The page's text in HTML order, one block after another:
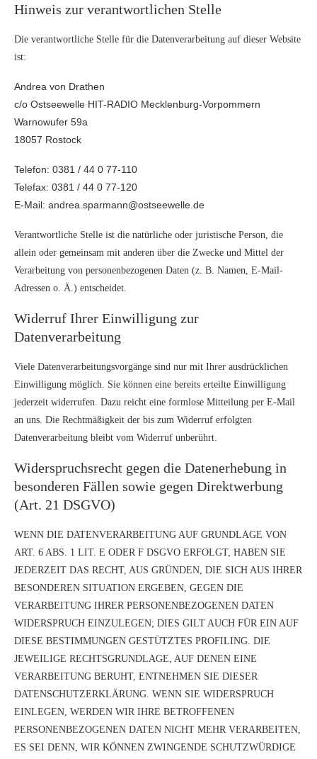
Hinweis zur verantwortlichen Stelle
Die verantwortliche Stelle für die Datenverarbeitung auf dieser Website
ist:
Andrea von Drathen
c/o Ostseewelle HIT-RADIO Mecklenburg-Vorpommern
Warnowufer 59a
18057 Rostock
Telefon: 0381 / 44 0 77-110
Telefax: 0381 / 44 0 77-120
E-Mail: andrea.sparmann@ostseewelle.de
Verantwortliche Stelle ist die natürliche oder juristische Person, die
allein oder gemeinsam mit anderen über die Zwecke und Mittel der
Verarbeitung von personenbezogenen Daten (z. B. Namen, E-Mail-
Adressen o. Ä.) entscheidet.
Widerruf Ihrer Einwilligung zur
Datenverarbeitung
Viele Datenverarbeitungsvorgänge sind nur mit Ihrer ausdrücklichen
Einwilligung möglich. Sie können eine bereits erteilte Einwilligung
jederzeit widerrufen. Dazu reicht eine formlose Mitteilung per E-Mail
an uns. Die Rechtmäßigkeit der bis zum Widerruf erfolgten
Datenverarbeitung bleibt vom Widerruf unberührt.
Widerspruchsrecht gegen die Datenerhebung in
besonderen Fällen sowie gegen Direktwerbung
(Art. 21 DSGVO)
WENN DIE DATENVERARBEITUNG AUF GRUNDLAGE VON
ART. 6 ABS. 1 LIT. E ODER F DSGVO ERFOLGT, HABEN SIE
JEDERZEIT DAS RECHT, AUS GRÜNDEN, DIE SICH AUS IHRER
BESONDEREN SITUATION ERGEBEN, GEGEN DIE
VERARBEITUNG IHRER PERSONENBEZOGENEN DATEN
WIDERSPRUCH EINZULEGEN; DIES GILT AUCH FÜR EIN AUF
DIESE BESTIMMUNGEN GESTÜTZTES PROFILING. DIE
JEWEILIGE RECHTSGRUNDLAGE, AUF DENEN EINE
VERARBEITUNG BERUHT, ENTNEHMEN SIE DIESER
DATENSCHUTZERKLÄRUNG. WENN SIE WIDERSPRUCH
EINLEGEN, WERDEN WIR IHRE BETROFFENEN
PERSONENBEZOGENEN DATEN NICHT MEHR VERARBEITEN,
ES SEI DENN, WIR KÖNNEN ZWINGENDE SCHUTZWÜRDIGE